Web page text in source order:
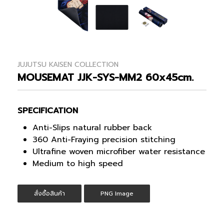
JUJUTSU KAISEN COLLECTION
MOUSEMAT JJK-SYS-MM2 60x45cm.
SPECIFICATION
Anti-Slips natural rubber back
360 Anti-Fraying precision stitching
Ultrafine woven microfiber water resistance
Medium to high speed
สั่งซื้อสินค้า PNG Image